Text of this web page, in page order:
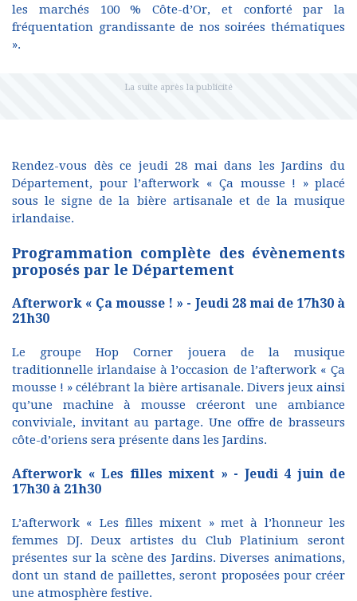
les marchés 100 % Côte-d’Or, et conforté par la
fréquentation grandissante de nos soirées thématiques
».
Rendez-vous dès ce jeudi 28 mai dans les Jardins du
Département, pour l’afterwork « Ça mousse ! » placé
sous le signe de la bière artisanale et de la musique
irlandaise.
Programmation complète des évènements
proposés par le Département
Afterwork « Ça mousse ! » - Jeudi 28 mai de 17h30 à
21h30
Le groupe Hop Corner jouera de la musique
traditionnelle irlandaise à l’occasion de l’afterwork « Ça
mousse ! » célébrant la bière artisanale. Divers jeux ainsi
qu’une machine à mousse créeront une ambiance
conviviale, invitant au partage. Une offre de brasseurs
côte-d’oriens sera présente dans les Jardins.
Afterwork « Les filles mixent » - Jeudi 4 juin de
17h30 à 21h30
L’afterwork « Les filles mixent » met à l’honneur les
femmes DJ. Deux artistes du Club Platinium seront
présentes sur la scène des Jardins. Diverses animations,
dont un stand de paillettes, seront proposées pour créer
une atmosphère festive.